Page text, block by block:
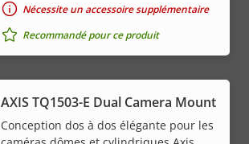
Nécessite un accessoire supplémentaire
Recommandé pour ce produit
AXIS TQ1503-E Dual Camera Mount
Conception dos à dos élégante pour les